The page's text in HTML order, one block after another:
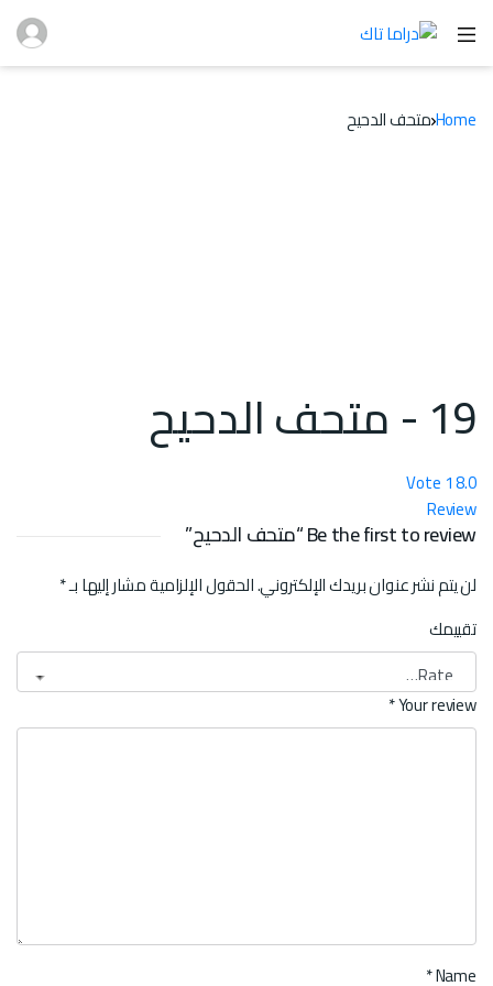
Homeمتحف الدحيح
19 - متحف الدحيح
8.0
1
Review
Be the first to review “متحف الدحيح”
لن يتم نشر عنوان بريدك الإلكتروني.الحقول الإلزامية مشار إليها بـ*
تقييمك
Your review
*
Name
*